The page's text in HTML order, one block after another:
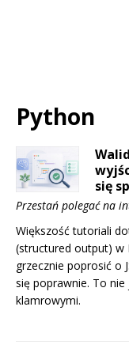
Python
się
Przestań polegać na
Większość tutoriali
(structured output) w
grzecznie poprosić o
się poprawnie. To
klamrowymi.